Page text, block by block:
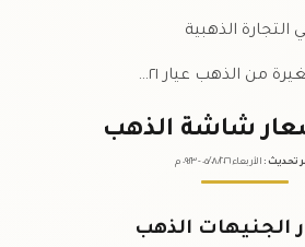
الذهبية
من الذهب عيار ٢١…
شاشة الذهب
تحديث : الأربعاء ٠٥ /٠٨/٢٠٢٦ - ٠٩:٢٣م
الجنيهات الذهب